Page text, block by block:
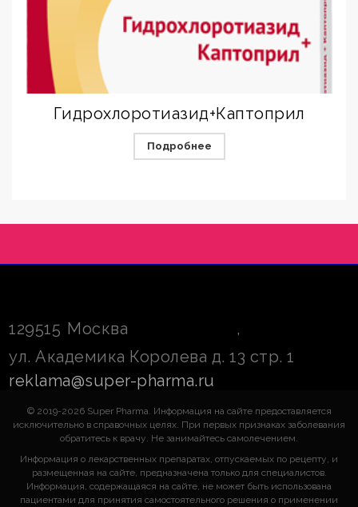
Гидрохлоротиазид+Каптоприл
Подробнее
129515 Москва
,
ул. Академика Королева д. 13 стр. 1
reklama@super-pharma.ru
© 2019-2026 Super Pharma. Информация на сайте предоставляется
исключительно в справочных целях. При первых признаках заболевания
обратитесь к врачу. Не занимайтесь самолечением.
Информация о лекарственных препаратах, отпускаемых по рецепту, и
размещенная на сайте, предназначена только для специалистов.
Информация, содержащаяся на сайте, не может быть использована
пациентами для принятия самостоятельного решения о применении